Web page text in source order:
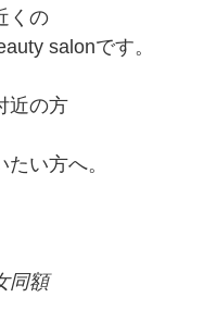
くの
salonです。
近の方
い方へ。
同額